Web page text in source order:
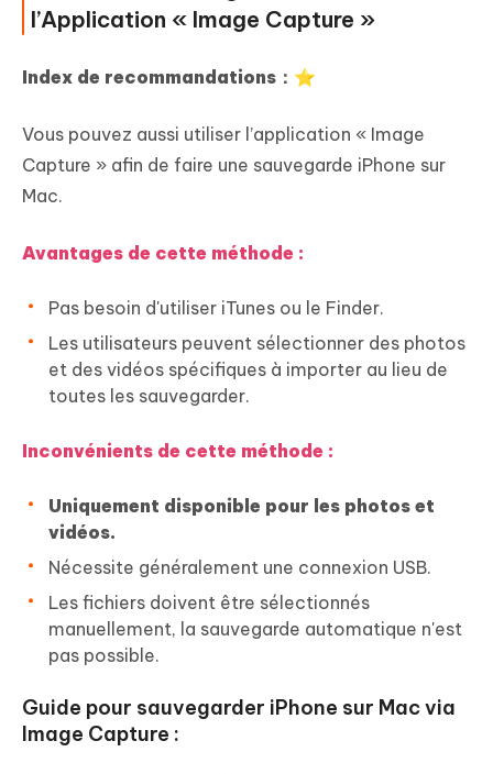
l’Application « Image Capture »
Index de recommandations：⭐
Vous pouvez aussi utiliser l’application « Image
Capture » afin de faire une sauvegarde iPhone sur
Mac.
Avantages de cette méthode :
Pas besoin d'utiliser iTunes ou le Finder.
Les utilisateurs peuvent sélectionner des photos
et des vidéos spécifiques à importer au lieu de
toutes les sauvegarder.
Inconvénients de cette méthode :
Uniquement disponible pour les photos et
vidéos.
Nécessite généralement une connexion USB.
Les fichiers doivent être sélectionnés
manuellement, la sauvegarde automatique n'est
pas possible.
Guide pour sauvegarder iPhone sur Mac via
Image Capture :